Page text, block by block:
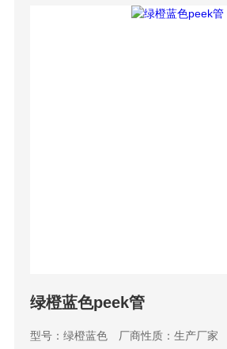
绿橙蓝色peek管
型号：绿橙蓝色 厂商性质：生产厂家